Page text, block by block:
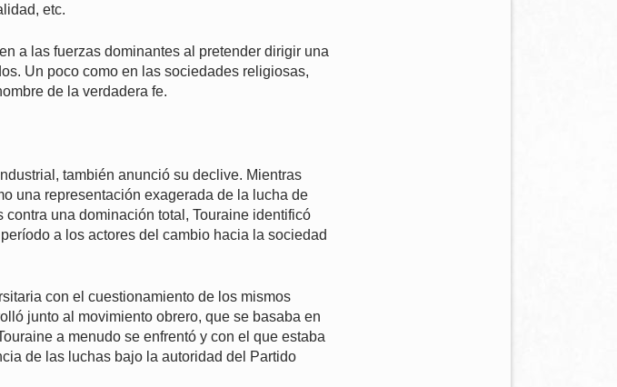
etc.
a las fuerzas dominantes al pretender dirigir una
Un poco como en las sociedades religiosas,
de la verdadera fe.
también anunció su declive. Mientras
una representación exagerada de la lucha de
una dominación total, Touraine identificó
a los actores del cambio hacia la sociedad
con el cuestionamiento de los mismos
junto al movimiento obrero, que se basaba en
a menudo se enfrentó y con el que estaba
de las luchas bajo la autoridad del Partido